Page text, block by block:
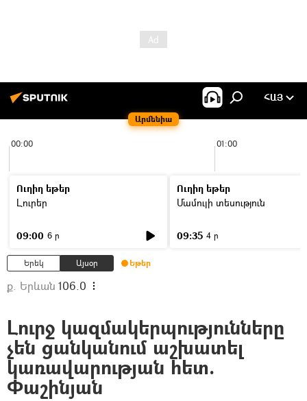
Արմենիա
ՀԱՅ
00:00 01:00
Ուղիղ եթեր
Լուրեր
09:00 6 ր
Ուղիղ եթեր
Մամուլի տեսություն
09:35 4 ր
Երեկ Այսօր Եթեր
ք. Երևան 106.0
Լուրջ կազմակերպությունները
չեն ցանկանում աշխատել
կառավարության հետ.
Փաշինյան